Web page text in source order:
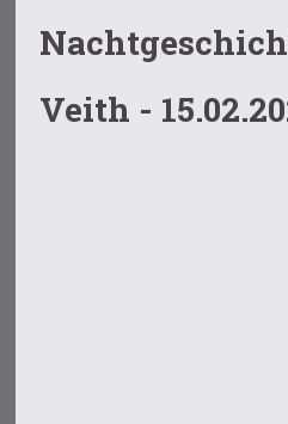
Veith -